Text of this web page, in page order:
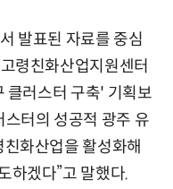
발표된 자료를 중심
령친화산업지원센터
클러스터 구축' 기획보
스터의 성공적 광주 유
화산업을 활성화해
하겠다”고 말했다.